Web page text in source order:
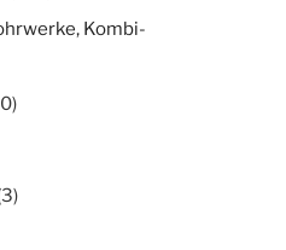
Kombi-